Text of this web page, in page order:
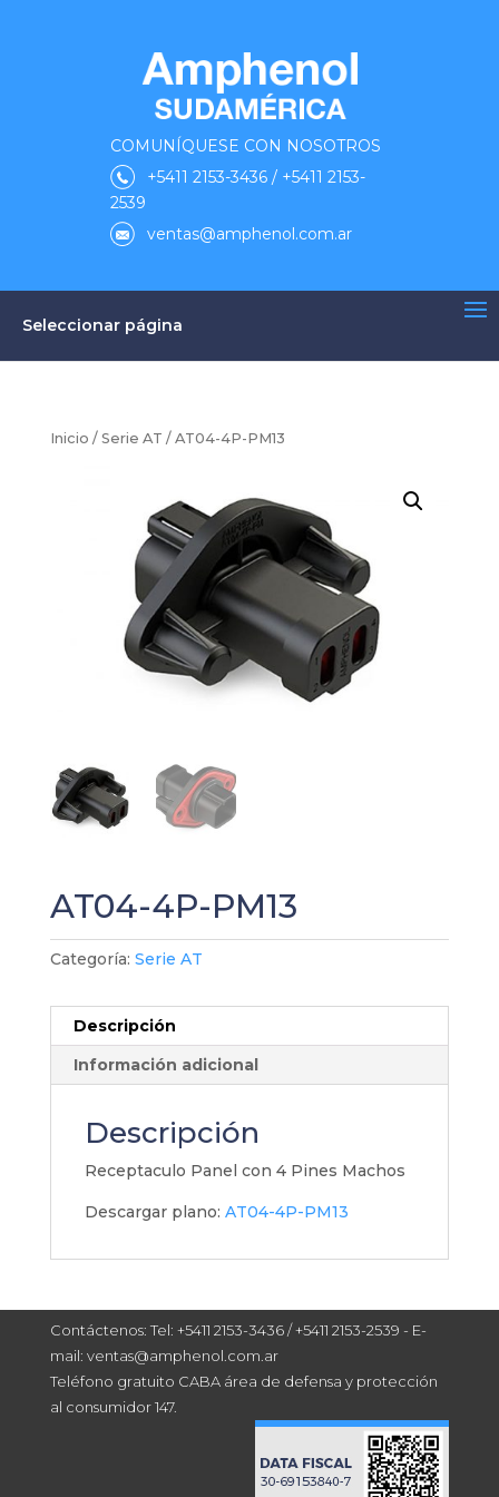
COMUNÍQUESE CON NOSOTROS
+5411 2153-3436 / +5411 2153-
2539
ventas@amphenol.com.ar
Seleccionar página
Inicio / Serie AT / AT04-4P-PM13
AT04-4P-PM13
Categoría: Serie AT
Descripción
Información adicional
Descripción
Receptaculo Panel con 4 Pines Machos
Descargar plano: AT04-4P-PM13
Contáctenos: Tel: +5411 2153-3436 / +5411 2153-2539 - E-
mail: ventas@amphenol.com.ar
Teléfono gratuito CABA área de defensa y protección
al consumidor 147.